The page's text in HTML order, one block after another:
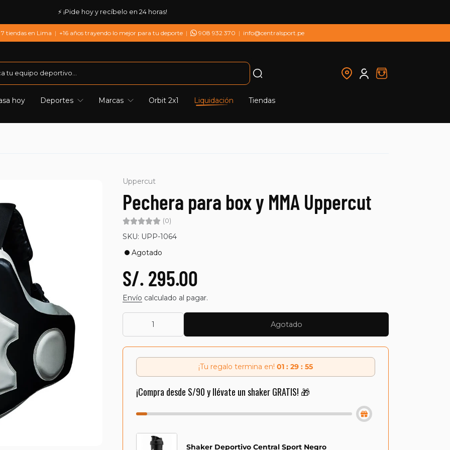
⚡ ¡Pide hoy y recíbelo en 24 horas!
7 tiendas en Lima | +16 años trayendo lo mejor para tu deporte | 908 932 370 | info@centralsport.pe
hoy Deportes Marcas Orbit 2x1 Liquidación Tiendas
Uppercut
Pechera para box y MMA Uppercut
(0)
SKU: UPP-1064
Agotado
S/. 295.00
Envío calculado al pagar.
Agotado
¡Tu regalo termina en! 01 : 29 : 54
¡Compra desde S/90 y llévate un shaker GRATIS! 🎁
Shaker Deportivo Central Sport Negro